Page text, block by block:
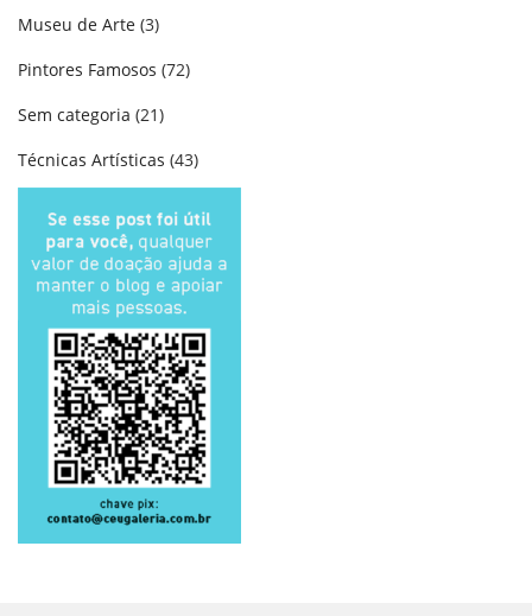
Museu de Arte (3)
Pintores Famosos (72)
Sem categoria (21)
Técnicas Artísticas (43)